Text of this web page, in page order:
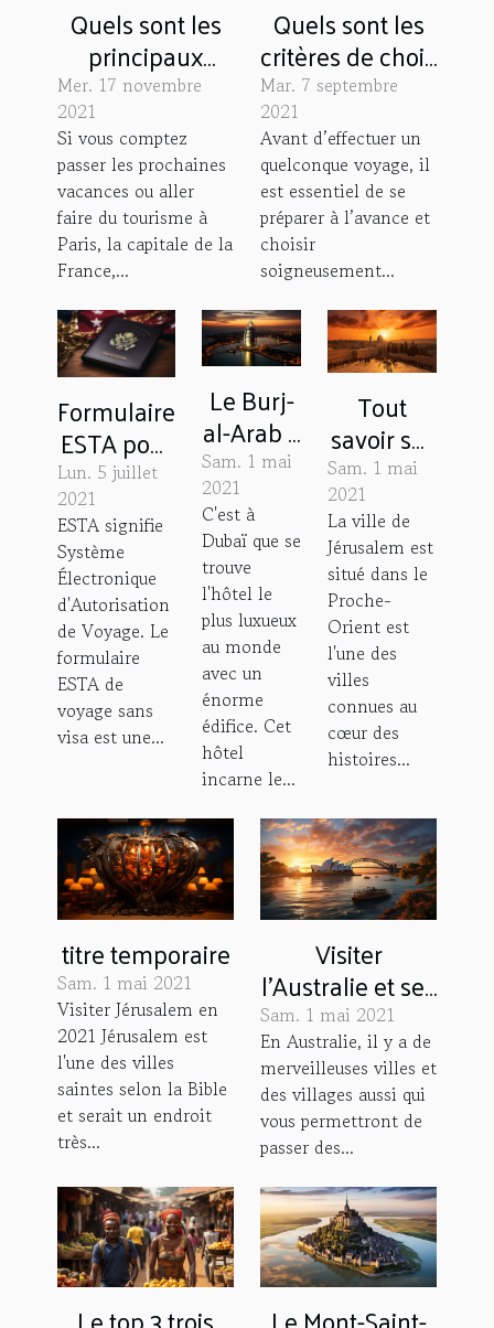
Quels sont les
principaux
critères pour
choisir un hôtel
à Paris ?
Mer. 17 novembre
2021
Si vous comptez
passer les prochaines
vacances ou aller
faire du tourisme à
Paris, la capitale de la
France,...
Quels sont les
critères de choix
d’une
destination de
vacances ?
Mar. 7 septembre
2021
Avant d’effectuer un
quelconque voyage, il
est essentiel de se
préparer à l’avance et
choisir
soigneusement...
Formulaire
ESTA pour
un voyage
sans visa
aux États-
Unis
Lun. 5 juillet
2021
ESTA signifie
Système
Électronique
d'Autorisation
de Voyage. Le
formulaire
ESTA de
voyage sans
visa est une...
Le Burj-
al-Arab à
Dubaï
est
l'hôtel le
plus
luxueux
au
monde
Sam. 1 mai
2021
C'est à
Dubaï que se
trouve
l'hôtel le
plus luxueux
au monde
avec un
énorme
édifice. Cet
hôtel
incarne le...
Tout
savoir sur
le
tourisme
à
Jérusalem
Sam. 1 mai
2021
La ville de
Jérusalem est
situé dans le
Proche-
Orient est
l'une des
villes
connues au
cœur des
histoires...
titre temporaire
Sam. 1 mai 2021
Visiter Jérusalem en
2021 Jérusalem est
l'une des villes
saintes selon la Bible
et serait un endroit
très...
Visiter
l'Australie et ses
merveilleuses
villes
Sam. 1 mai 2021
En Australie, il y a de
merveilleuses villes et
des villages aussi qui
vous permettront de
passer des...